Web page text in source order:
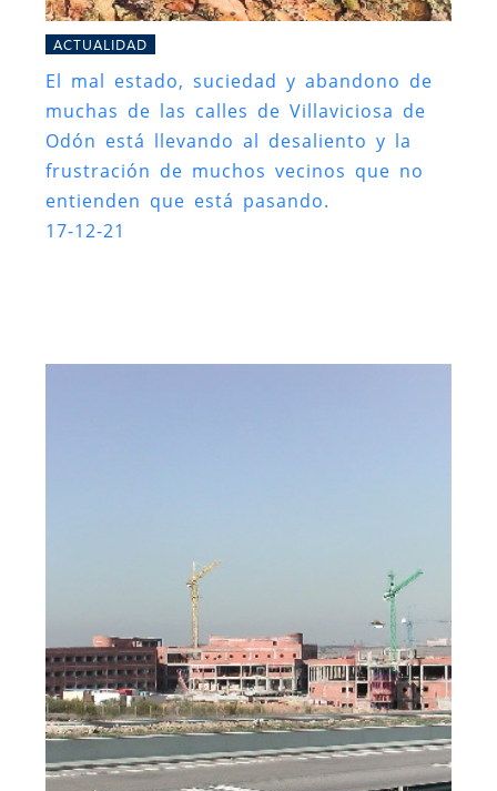
ACTUALIDAD
El mal estado, suciedad y abandono de
muchas de las calles de Villaviciosa de
Odón está llevando al desaliento y la
frustración de muchos vecinos que no
entienden que está pasando.
17-12-21